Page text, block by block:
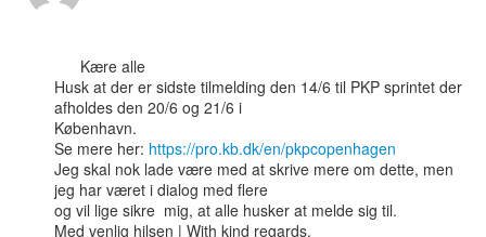
Husk at der er sidste tilmelding den 14/6 til PKP sprintet der
afholdes den 20/6 og 21/6 i
København.
Se mere her: https://pro.kb.dk/en/pkpcopenhagen
Jeg skal nok lade være med at skrive mere om dette, men
jeg har været i dialog med flere
og vil lige sikre  mig, at alle husker at melde sig til.
Med venlig hilsen | With kind regards,